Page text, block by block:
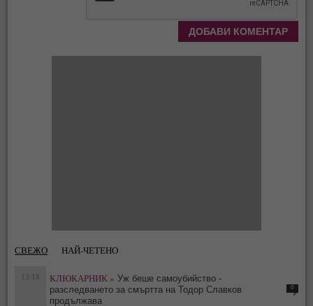
СВЕЖО НАЙ-ЧЕТЕНО
13:18 КЛЮКАРНИК » Уж беше самоубийство -
разследването за смъртта на Тодор Славков
продължава
0